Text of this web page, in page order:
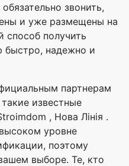
звонить,
и уже размещены на
способ получить
надежно и
партнерам
известные
, Нова Лінія .
уровне
поэтому
выборе. Те, кто